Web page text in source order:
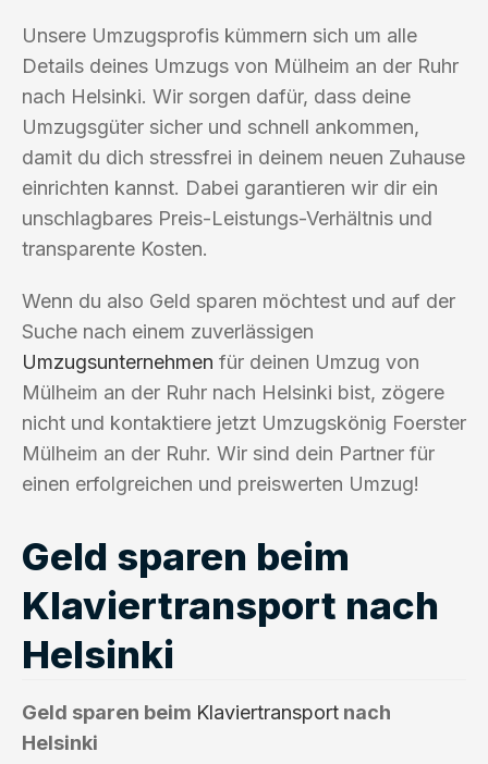
Unsere Umzugsprofis kümmern sich um alle
Details deines Umzugs von Mülheim an der Ruhr
nach Helsinki. Wir sorgen dafür, dass deine
Umzugsgüter sicher und schnell ankommen,
damit du dich stressfrei in deinem neuen Zuhause
einrichten kannst. Dabei garantieren wir dir ein
unschlagbares Preis-Leistungs-Verhältnis und
transparente Kosten.
Wenn du also Geld sparen möchtest und auf der
Suche nach einem zuverlässigen
Umzugsunternehmen für deinen Umzug von
Mülheim an der Ruhr nach Helsinki bist, zögere
nicht und kontaktiere jetzt Umzugskönig Foerster
Mülheim an der Ruhr. Wir sind dein Partner für
einen erfolgreichen und preiswerten Umzug!
Geld sparen beim
Klaviertransport nach
Helsinki
Geld sparen beim Klaviertransport nach
Helsinki